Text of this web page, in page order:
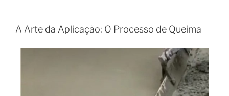
A Arte da Aplicação: O Processo de Queima